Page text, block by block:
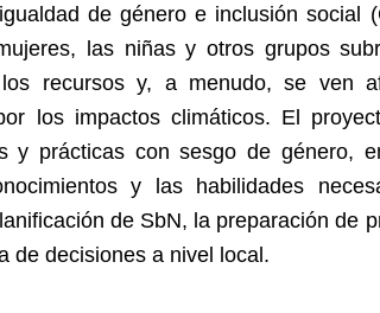
de género e inclusión social
las niñas y otros grupos
recursos y, a menudo, se ven
los impactos climáticos. El
y prácticas con sesgo de género,
y las habilidades
de SbN, la preparación de
de decisiones a nivel local.